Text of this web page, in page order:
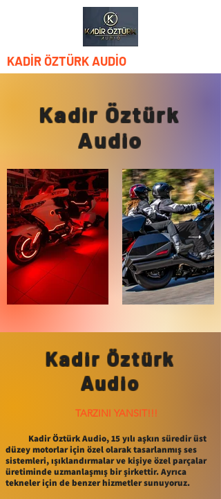
KADİR ÖZTÜRK AUDİO
Kadir Öztürk
Audio
Kadir Öztürk
Audio
TARZINI YANSIT!!!
Kadir Öztürk Audio, 15 yılı aşkın süredir üst
düzey motorlar için özel olarak tasarlanmış ses
sistemleri, ışıklandırmalar ve kişiye özel parçalar
üretiminde uzmanlaşmış bir şirkettir. Ayrıca
tekneler için de benzer hizmetler sunuyoruz.